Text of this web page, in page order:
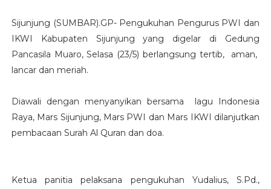
Sijunjung (SUMBAR).GP- Pengukuhan Pengurus PWI dan
IKWI Kabupaten Sijunjung yang digelar di Gedung
Pancasila Muaro, Selasa (23/5) berlangsung tertib, aman,
lancar dan meriah.
Diawali dengan menyanyikan bersama lagu Indonesia
Raya, Mars Sijunjung, Mars PWI dan Mars IKWI dilanjutkan
pembacaan Surah Al Quran dan doa.
Ketua panitia pelaksana pengukuhan Yudalius, S.Pd.,